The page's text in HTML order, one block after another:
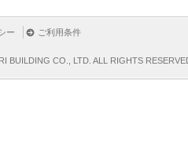
ー ご利用条件
BUILDING CO., LTD. ALL RIGHTS